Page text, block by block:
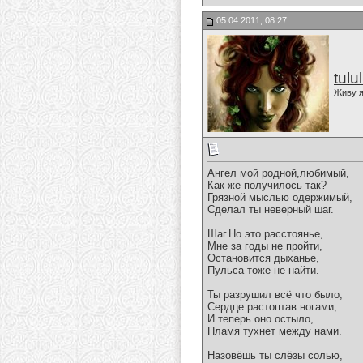
05.04.2011, 08:27
Живу
Ангел мой родной,любимый,
Как же получилось так?
Грязной мыслью одержимый,
Сделал ты неверный шаг.
Шаг.Но это расстоянье,
Мне за годы не пройти,
Остановится дыханье,
Пульса тоже не найти.
Ты разрушил всё что было,
Сердце растоптав ногами,
И теперь оно остыло,
Пламя тухнет между нами.
Назовёшь ты слёзы солью,